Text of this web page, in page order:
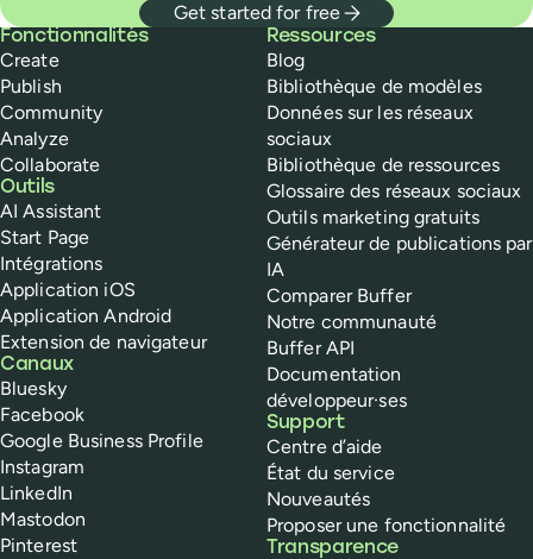
Get started for free
Buffer
Fonctionnalités
Create
Publish
Community
Analyze
Collaborate
Outils
AI Assistant
Start Page
Intégrations
Application iOS
Application Android
Extension de navigateur
Canaux
Bluesky
Facebook
Google Business Profile
Instagram
LinkedIn
Mastodon
Pinterest
Ressources
Blog
Bibliothèque de modèles
Données sur les réseaux
sociaux
Bibliothèque de ressources
Glossaire des réseaux sociaux
Outils marketing gratuits
Générateur de publications par
IA
Comparer Buffer
Notre communauté
Buffer API
Documentation
développeur·ses
Support
Centre d’aide
État du service
Nouveautés
Proposer une fonctionnalité
Transparence